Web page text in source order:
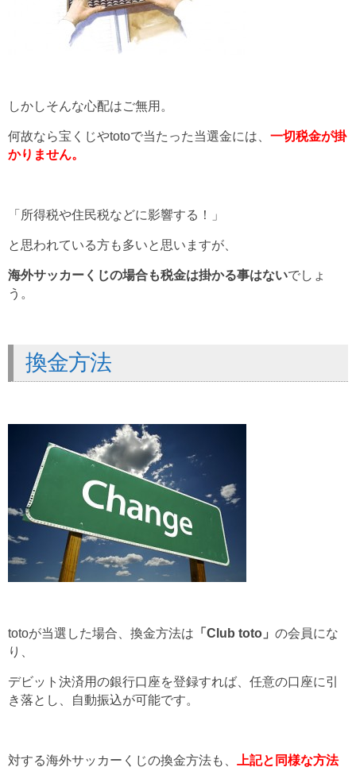
しかしそんな心配はご無用。
何故なら宝くじやtotoで当たった当選金には、 一切税金が掛
かりません。
「所得税や住民税などに影響する！」
と思われている方も多いと思いますが、
海外サッカーくじの場合も税金は掛かる事はないでしょ
う。
換金方法
totoが当選した場合、換金方法は 「Club toto」 の会員にな
り、
デビット決済用の銀行口座を登録すれば、任意の口座に引
き落とし、自動振込が可能です。
対する海外サッカーくじの換金方法も、
上記と同様な方法